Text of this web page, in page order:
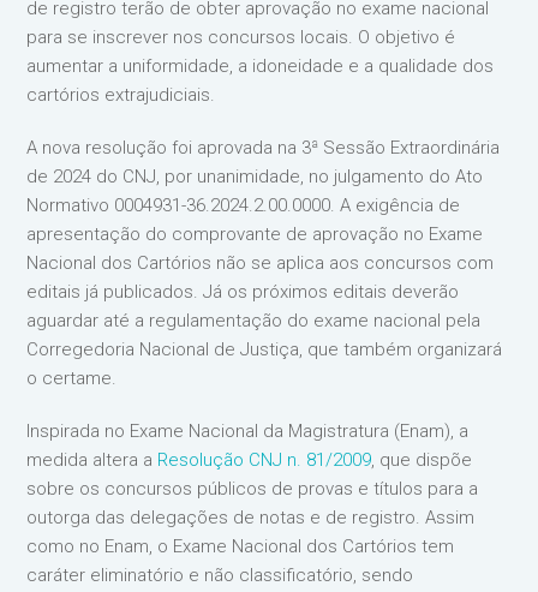
de registro terão de obter aprovação no exame nacional
para se inscrever nos concursos locais. O objetivo é
aumentar a uniformidade, a idoneidade e a qualidade dos
cartórios extrajudiciais.
A nova resolução foi aprovada na 3ª Sessão Extraordinária
de 2024 do CNJ, por unanimidade, no julgamento do Ato
Normativo 0004931-36.2024.2.00.0000. A exigência de
apresentação do comprovante de aprovação no Exame
Nacional dos Cartórios não se aplica aos concursos com
editais já publicados. Já os próximos editais deverão
aguardar até a regulamentação do exame nacional pela
Corregedoria Nacional de Justiça, que também organizará
o certame.
Inspirada no Exame Nacional da Magistratura (Enam), a
medida altera a Resolução CNJ n. 81/2009, que dispõe
sobre os concursos públicos de provas e títulos para a
outorga das delegações de notas e de registro. Assim
como no Enam, o Exame Nacional dos Cartórios tem
caráter eliminatório e não classificatório, sendo